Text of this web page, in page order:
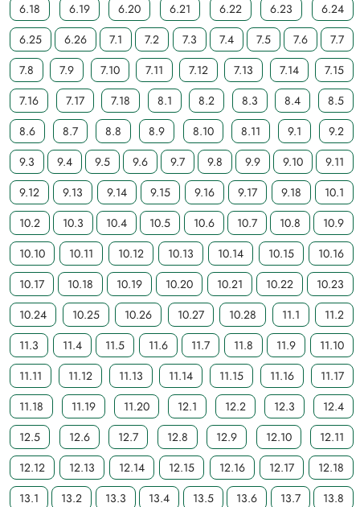
6.18
6.19 6.20 6.21 6.22 6.23
6.24
6.25
6.26 7.1 7.2 7.3 7.4 7.5 7.6
7.7
7.8
7.9 7.10 7.11 7.12 7.13 7.14
7.15
7.16
7.17 7.18 8.1 8.2 8.3 8.4
8.5
8.6
8.7 8.8 8.9 8.10 8.11 9.1
9.2
9.3
9.4 9.5 9.6 9.7 9.8 9.9 9.10
9.11
9.12
9.13 9.14 9.15 9.16 9.17 9.18
10.1
10.2
10.3 10.4 10.5 10.6 10.7 10.8
10.9
10.10
10.11 10.12 10.13 10.14 10.15
10.16
10.17
10.18 10.19 10.20 10.21 10.22
10.23
10.24
10.25 10.26 10.27 10.28 11.1
11.2
11.3
11.4 11.5 11.6 11.7 11.8 11.9
11.10
11.11
11.12 11.13 11.14 11.15 11.16
11.17
11.18
11.19 11.20 12.1 12.2 12.3
12.4
12.5
12.6 12.7 12.8 12.9 12.10
12.11
12.12
12.13 12.14 12.15 12.16 12.17
12.18
13.1
13.2 13.3 13.4 13.5 13.6 13.7
13.8